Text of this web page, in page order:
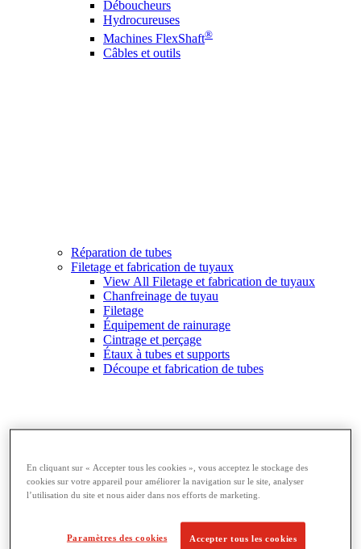
Déboucheurs
Hydrocureuses
Machines FlexShaft®
Câbles et outils
Réparation de tubes
Filetage et fabrication de tuyaux
View All Filetage et fabrication de tuyaux
Chanfreinage de tuyau
Filetage
Équipement de rainurage
Cintrage et perçage
Étaux à tubes et supports
Découpe et fabrication de tubes
En cliquant sur « Accepter tous les cookies », vous acceptez le stockage des
cookies sur votre appareil pour améliorer la navigation sur le site, analyser
l’utilisation du site et nous aider dans nos efforts de marketing.
Paramètres des cookies Accepter tous les cookies